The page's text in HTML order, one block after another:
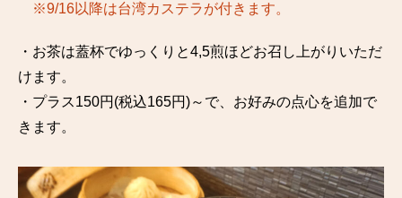
※9/16以降は台湾カステラが付きます。
・お茶は蓋杯でゆっくりと4,5煎ほどお召し上がりいただ
けます。
・プラス150円(税込165円)～で、お好みの点心を追加で
きます。